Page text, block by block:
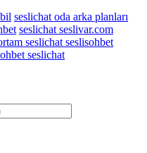
seslichat oda arka planları
seslichat seslivar.com
seslichat seslisohbet
seslichat